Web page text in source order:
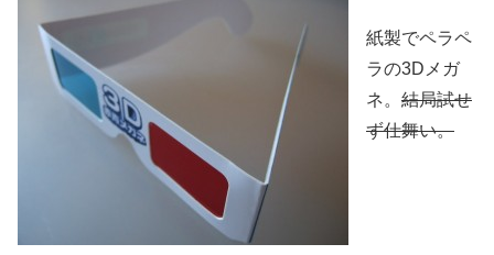
紙製でペラペ
ラの3Dメガ
ネ。 結局試せ
ず仕舞い。